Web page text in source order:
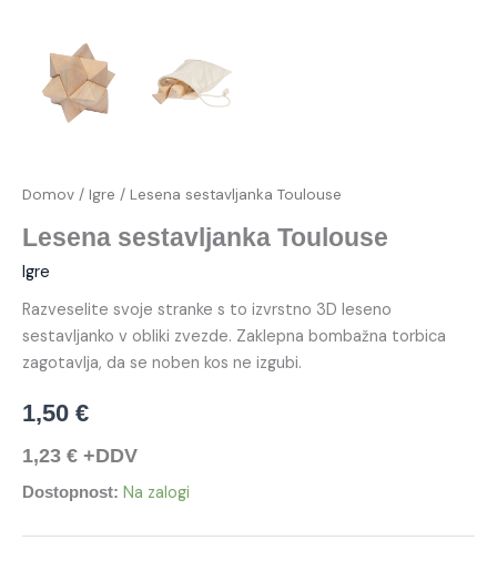
Domov / Igre / Lesena sestavljanka Toulouse
Lesena sestavljanka Toulouse
Igre
Razveselite svoje stranke s to izvrstno 3D leseno
sestavljanko v obliki zvezde. Zaklepna bombažna torbica
zagotavlja, da se noben kos ne izgubi.
1,50 €
1,23 € +DDV
Dostopnost: Na zalogi